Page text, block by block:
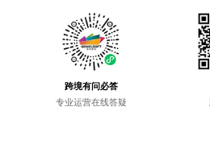
跨境有问必答
专业运营在线答疑